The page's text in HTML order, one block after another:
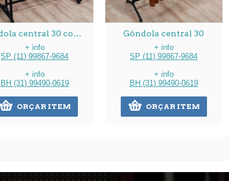
Gôndola central 30 com opção cabeceira
+ info
SP (11) 99867-9684
+ info
BH (31) 99490-0619
ORÇAR ITEM
Gôndola central 30
+ info
SP (11) 99867-9684
+ info
BH (31) 99490-0619
ORÇAR ITEM